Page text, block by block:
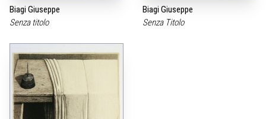
Biagi Giuseppe
Senza titolo
Biagi Giuseppe
Senza Titolo